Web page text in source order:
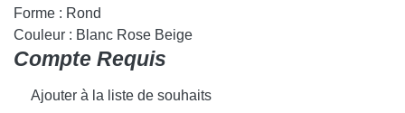
Forme : Rond
Couleur : Blanc Rose Beige
Compte Requis
Ajouter à la liste de souhaits